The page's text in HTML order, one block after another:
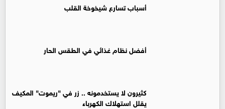
أسباب تسارع شيخوخة القلب
أفضل نظام غذائي في الطقس الحار
كثيرون لا يستخدمونه .. زر في "ريموت" المكيف
يقلل استهلاك الكهرباء